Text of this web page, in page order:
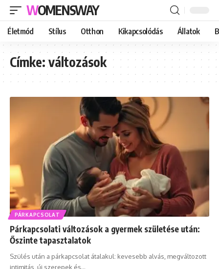
WOMENSWAY
Életmód Stílus Otthon Kikapcsolódás Állatok
Címke:változások
PÁRKAPCSOLAT
Párkapcsolati változások a gyermek születése után:
Őszinte tapasztalatok
Szülés után a párkapcsolat átalakul: kevesebb alvás, megváltozott
intimitás, új szerepek és…